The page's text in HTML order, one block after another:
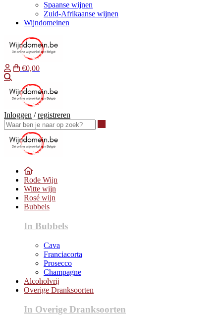
Spaanse wijnen
Zuid-Afrikaanse wijnen
Wijndomeinen
€0,00
Inloggen /registreren
Rode Wijn
Witte wijn
Rosé wijn
Bubbels
In Bubbels
Cava
Franciacorta
Prosecco
Champagne
Alcoholvrij
Overige Dranksoorten
In Overige Dranksoorten